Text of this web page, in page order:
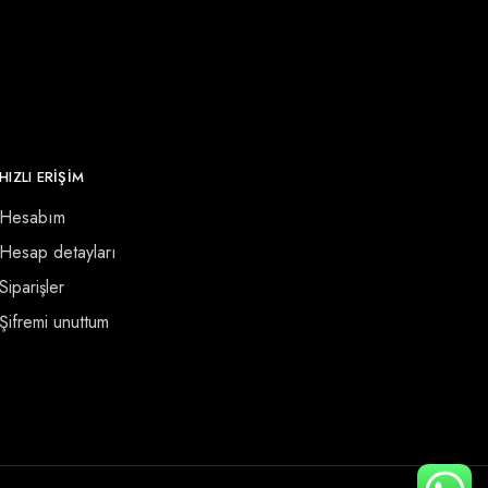
HIZLI ERİŞİM
Hesabım
Hesap detayları
Siparişler
Şifremi unuttum